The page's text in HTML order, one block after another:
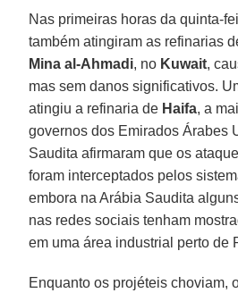
Nas primeiras horas da quinta-
também atingiram as refinarias
Mina al-Ahmadi, no Kuwait,
mas sem danos significativos.
atingiu a refinaria de Haifa, a
governos dos Emirados Árabes
Saudita afirmaram que os
foram interceptados pelos
embora na Arábia Saudita
nas redes sociais tenham
em uma área industrial perto de
Enquanto os projéteis choviam,